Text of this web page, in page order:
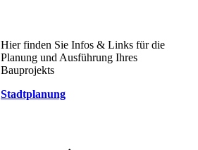
Hier finden Sie Infos & Links für die
Planung und Ausführung Ihres
Bauprojekts
Stadtplanung